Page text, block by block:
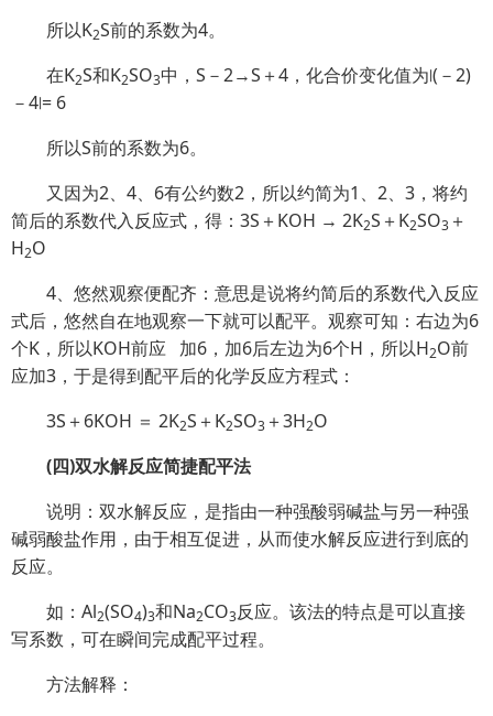
所以K2S前的系数为4。
在K2S和K2SO3中，S－2→S＋4，化合价变化值为∣(－2)
－4∣= 6
所以S前的系数为6。
又因为2、4、6有公约数2，所以约简为1、2、3，将约
简后的系数代入反应式，得：3S＋KOH → 2K2S＋K2SO3 ＋
H2O
4、悠然观察便配齐：意思是说将约简后的系数代入反应
式后，悠然自在地观察一下就可以配平。观察可知：右边为6
个K，所以KOH前应 加6，加6后左边为6个H，所以H2O前
应加3，于是得到配平后的化学反应方程式：
3S＋6KOH ＝ 2K2S＋K2SO3 ＋3H2O
(四)双水解反应简捷配平法
说明：双水解反应，是指由一种强酸弱碱盐与另一种强
碱弱酸盐作用，由于相互促进，从而使水解反应进行到底的
反应。
如：Al2(SO4)3和Na2CO3反应。该法的特点是可以直接
写系数，可在瞬间完成配平过程。
方法解释：